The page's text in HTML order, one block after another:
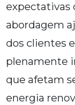
expectativas
abordagem
dos clientes
plenamente
que afetam
energia